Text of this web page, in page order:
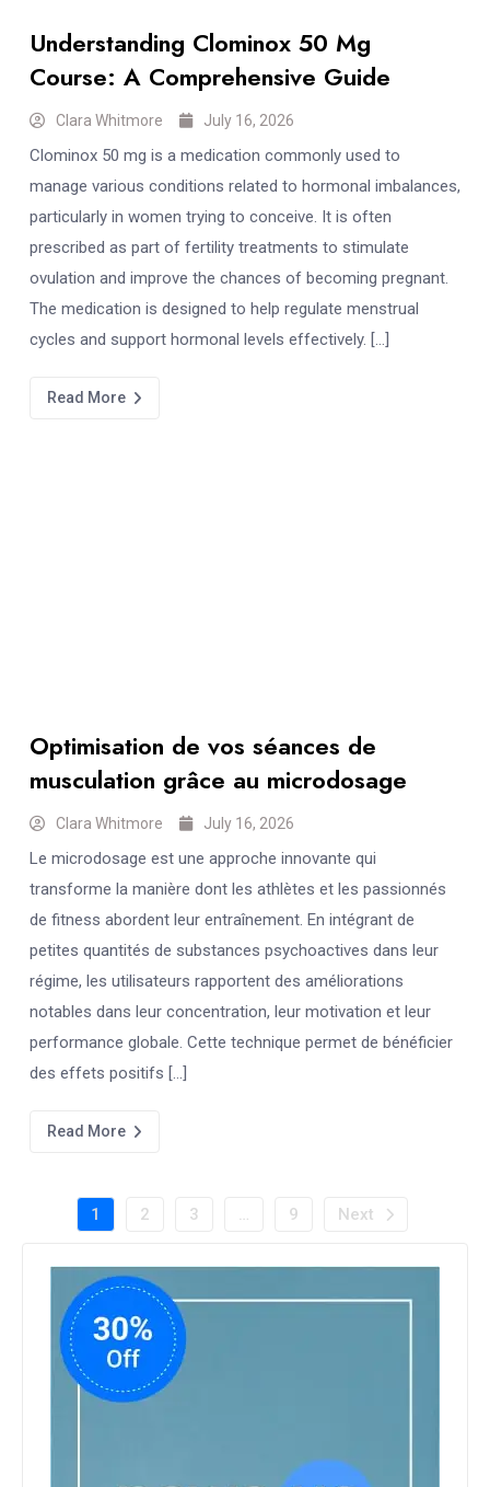
Understanding Clominox 50 Mg
Course: A Comprehensive Guide
Clara Whitmore July 16, 2026
Clominox 50 mg is a medication commonly used to
manage various conditions related to hormonal imbalances,
particularly in women trying to conceive. It is often
prescribed as part of fertility treatments to stimulate
ovulation and improve the chances of becoming pregnant.
The medication is designed to help regulate menstrual
cycles and support hormonal levels effectively. […]
Read More
Optimisation de vos séances de
musculation grâce au microdosage
Clara Whitmore July 16, 2026
Le microdosage est une approche innovante qui
transforme la manière dont les athlètes et les passionnés
de fitness abordent leur entraînement. En intégrant de
petites quantités de substances psychoactives dans leur
régime, les utilisateurs rapportent des améliorations
notables dans leur concentration, leur motivation et leur
performance globale. Cette technique permet de bénéficier
des effets positifs […]
Read More
1 2 3 … 9 Next